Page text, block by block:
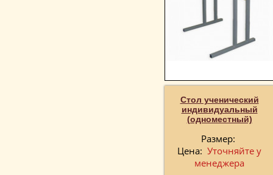
Стол ученический
индивидуальный
(одноместный)
Размер:
Цена: Уточняйте у
менеджера